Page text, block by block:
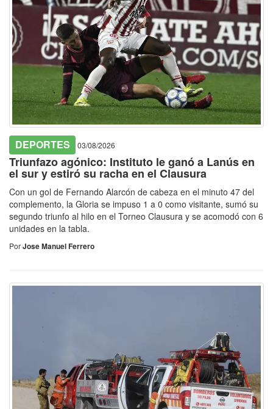
DEPORTES 03/08/2026
Triunfazo agónico: Instituto le ganó a Lanús en
el sur y estiró su racha en el Clausura
Con un gol de Fernando Alarcón de cabeza en el minuto 47 del
complemento, la Gloria se impuso 1 a 0 como visitante, sumó su
segundo triunfo al hilo en el Torneo Clausura y se acomodó con 6
unidades en la tabla.
PorJose Manuel Ferrero